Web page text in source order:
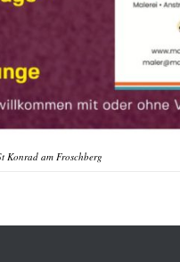
Konrad am Froschberg